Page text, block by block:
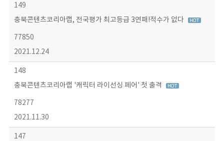
149
충북콘텐츠코리아랩, 전국평가 최고등급 3연패!적수가 없다
77850
2021.12.24
148
충북콘텐츠코리아랩 '캐릭터 라이선싱 페어' 첫 출격
78277
2021.11.30
147